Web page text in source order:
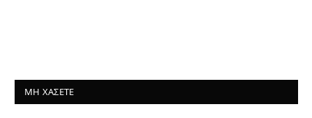
ΜΗ ΧΑΣΕΤΕ